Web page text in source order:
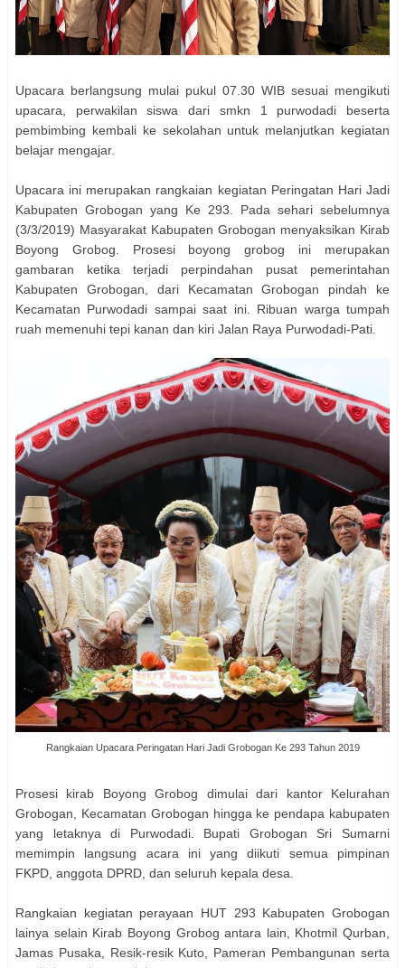
Upacara berlangsung mulai pukul 07.30 WIB sesuai mengikuti
upacara, perwakilan siswa dari smkn 1 purwodadi beserta
pembimbing kembali ke sekolahan untuk melanjutkan kegiatan
belajar mengajar.
Upacara ini merupakan rangkaian kegiatan Peringatan Hari Jadi
Kabupaten Grobogan yang Ke 293. Pada sehari sebelumnya
(3/3/2019) Masyarakat Kabupaten Grobogan menyaksikan Kirab
Boyong Grobog. Prosesi boyong grobog ini merupakan
gambaran ketika terjadi perpindahan pusat pemerintahan
Kabupaten Grobogan, dari Kecamatan Grobogan pindah ke
Kecamatan Purwodadi sampai saat ini. Ribuan warga tumpah
ruah memenuhi tepi kanan dan kiri Jalan Raya Purwodadi-Pati.
Rangkaian Upacara Peringatan Hari Jadi Grobogan Ke 293 Tahun 2019
Prosesi kirab Boyong Grobog dimulai dari kantor Kelurahan
Grobogan, Kecamatan Grobogan hingga ke pendapa kabupaten
yang letaknya di Purwodadi. Bupati Grobogan Sri Sumarni
memimpin langsung acara ini yang diikuti semua pimpinan
FKPD, anggota DPRD, dan seluruh kepala desa.
Rangkaian kegiatan perayaan HUT 293 Kabupaten Grobogan
lainya selain Kirab Boyong Grobog antara lain, Khotmil Qurban,
Jamas Pusaka, Resik-resik Kuto, Pameran Pembangunan serta